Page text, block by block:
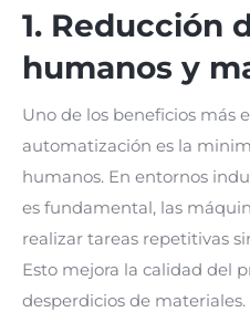
1. Reducción
humanos y
Uno de los beneficios más
automatización es la
humanos. En entornos
es fundamental, las
realizar tareas repetitivas
Esto mejora la calidad del
desperdicios de materiales.